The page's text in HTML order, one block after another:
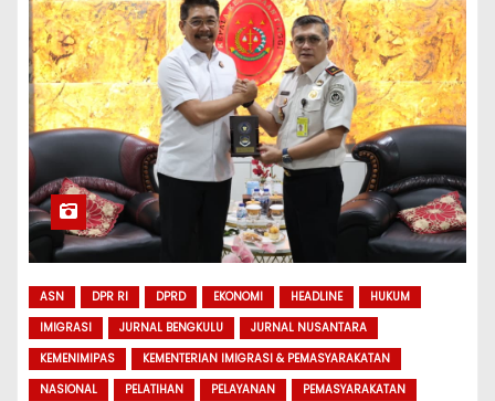
ASN DPR RI DPRD EKONOMI HEADLINE
HUKUM
IMIGRASI
JURNAL BENGKULU
JURNAL NUSANTARA
KEMENIMIPAS
KEMENTERIAN IMIGRASI & PEMASYARAKATAN
NASIONAL
PELATIHAN PELAYANAN
PEMASYARAKATAN